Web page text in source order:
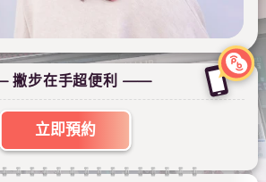
步在手超便利 ——
立即預約